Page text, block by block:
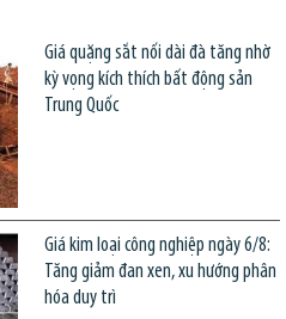
Giá quặng sắt nối dài đà tăng nhờ
kỳ vọng kích thích bất động sản
Trung Quốc
Giá kim loại công nghiệp ngày 6/8:
Tăng giảm đan xen, xu hướng phân
hóa duy trì